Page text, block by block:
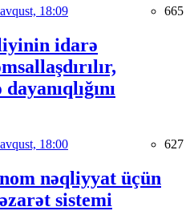
18:09 665
idarə
18:00 627
nəqliyyat üçün
sistemi